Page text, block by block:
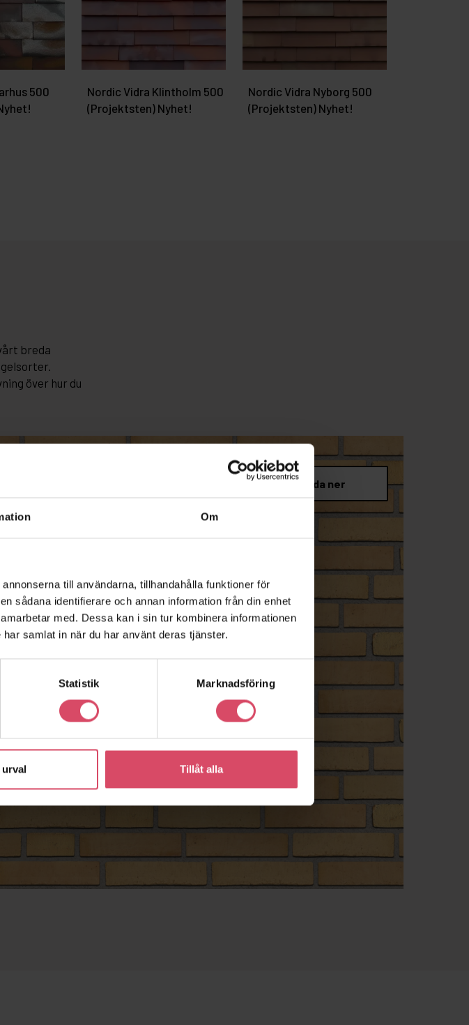
Om
till användarna, tillhandahålla funktioner för
sådana identifierare och annan information från din enhet
med. Dessa kan i sin tur kombinera informationen
samlat in när du har använt deras tjänster.
Statistik Marknadsföring
Tillåt alla
500
Nordic Vidra Klintholm 500
(Projektsten) Nyhet!
Nordic Vidra Nyborg 500
(Projektsten) Nyhet!
breda
över hur du